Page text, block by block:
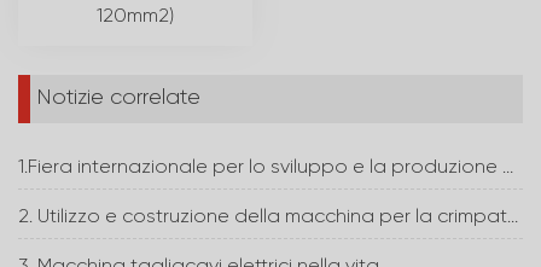
120mm2)
Notizie correlate
1.Fiera internazionale per lo sviluppo e la produzione di elettronica
2. Utilizzo e costruzione della macchina per la crimpatura dei terminali